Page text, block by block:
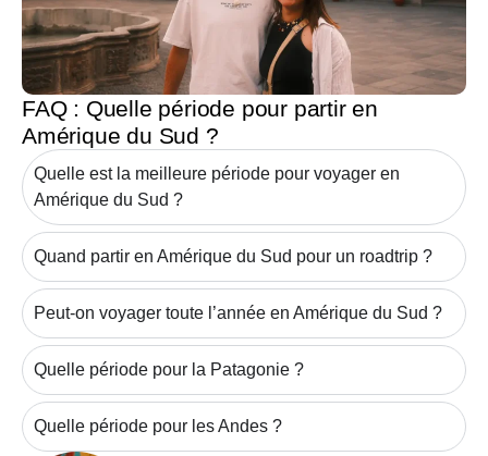
FAQ : Quelle période pour partir en
Amérique du Sud ?
Quelle est la meilleure période pour voyager en
Amérique du Sud ?
Quand partir en Amérique du Sud pour un roadtrip ?
Peut-on voyager toute l’année en Amérique du Sud ?
Quelle période pour la Patagonie ?
Quelle période pour les Andes ?